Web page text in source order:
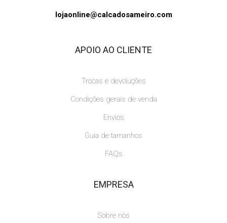
lojaonline@calcadosameiro.com
APOIO AO CLIENTE
Trocas e devoluções
Condições gerais de venda
Envios
Guia de tamanhos
FAQs
EMPRESA
Sobre nós